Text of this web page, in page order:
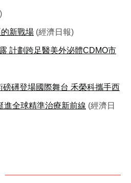
新戰場 (經濟日報)
計劃跨足醫美外泌體CDMO市
磅礡登場國際舞台 禾榮科攜手西
進全球精準治療新前線 (經濟日